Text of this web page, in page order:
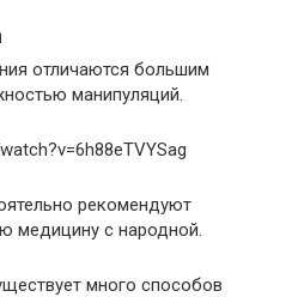
отличаются большим
манипуляций.
рекомендуют
медицину с народной.
много способов